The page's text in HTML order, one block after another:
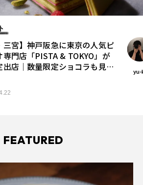
】神戸阪急に東京の人気ピ
店「PISTA & TOKYO」が
｜数量限定ショコラも見逃
FEATURED